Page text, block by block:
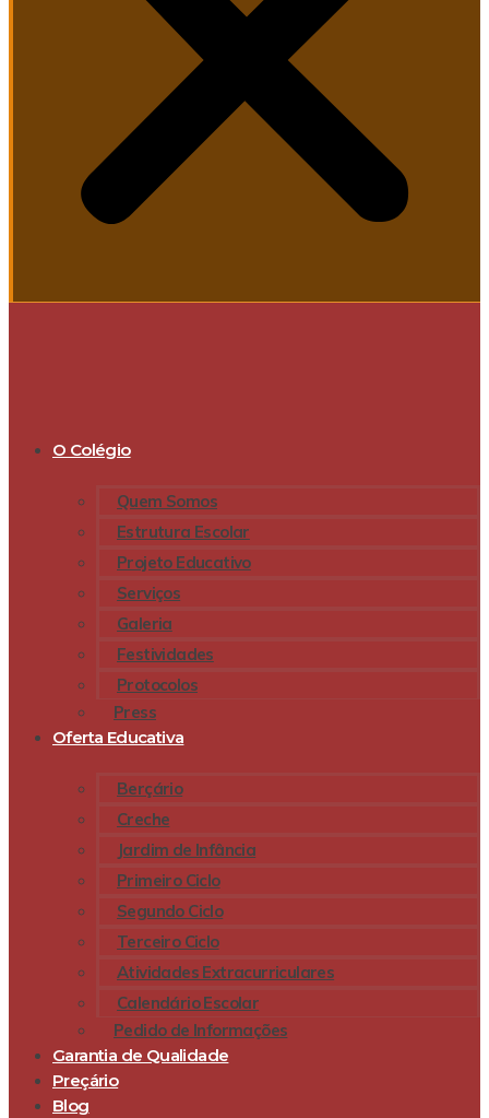
O Colégio
Quem Somos
Estrutura Escolar
Projeto Educativo
Serviços
Galeria
Festividades
Protocolos
Press
Oferta Educativa
Berçário
Creche
Jardim de Infância
Primeiro Ciclo
Segundo Ciclo
Terceiro Ciclo
Atividades Extracurriculares
Calendário Escolar
Pedido de Informações
Garantia de Qualidade
Preçário
Blog